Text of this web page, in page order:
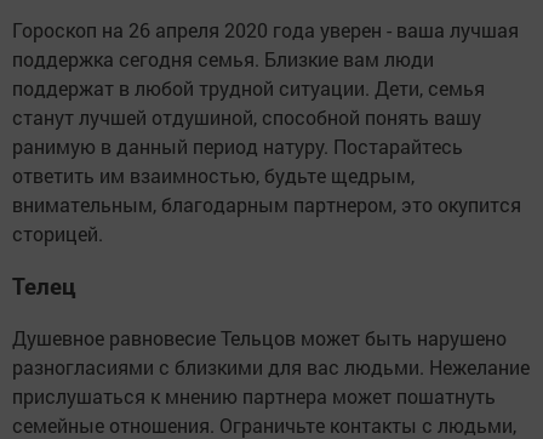
Гороскоп на 26 апреля 2020 года уверен - ваша лучшая
поддержка сегодня семья. Близкие вам люди
поддержат в любой трудной ситуации. Дети, семья
станут лучшей отдушиной, способной понять вашу
ранимую в данный период натуру. Постарайтесь
ответить им взаимностью, будьте щедрым,
внимательным, благодарным партнером, это окупится
сторицей.
Телец
Душевное равновесие Тельцов может быть нарушено
разногласиями с близкими для вас людьми. Нежелание
прислушаться к мнению партнера может пошатнуть
семейные отношения. Ограничьте контакты с людьми,